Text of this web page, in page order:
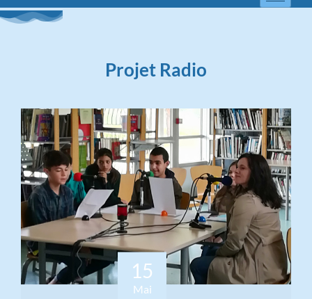
Projet Radio
15
Mai